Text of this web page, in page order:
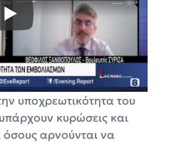
υποχρεωτικότητα του
κυρώσεις και
αρνούνται να